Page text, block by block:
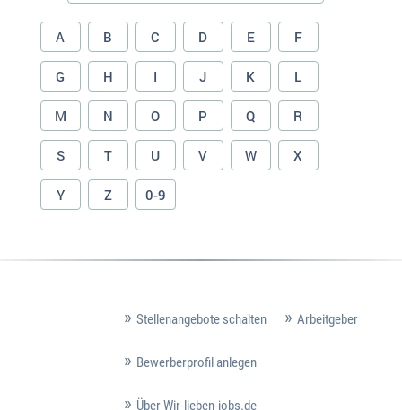
A B C D E F
G H I J K L
M N O P Q R
S T U V W X
Y Z 0-9
Stellenangebote schalten Arbeitgeber
Bewerberprofil anlegen
Über Wir-lieben-jobs.de